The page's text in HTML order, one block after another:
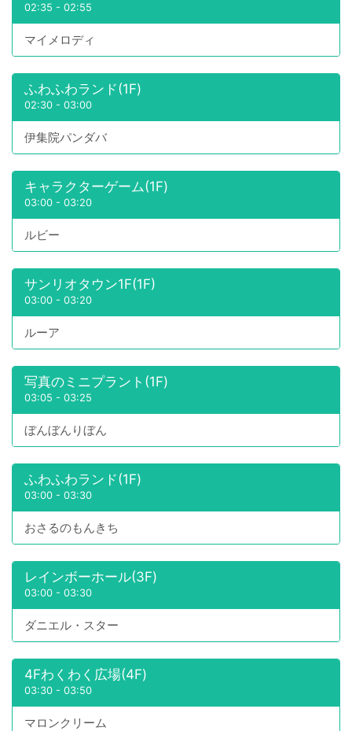
02:35 - 02:55
マイメロディ
ふわふわランド(1F)
02:30 - 03:00
伊集院パンダバ
キャラクターゲーム(1F)
03:00 - 03:20
ルビー
サンリオタウン1F(1F)
03:00 - 03:20
ルーア
写真のミニプラント(1F)
03:05 - 03:25
ぼんぼんりぼん
ふわふわランド(1F)
03:00 - 03:30
おさるのもんきち
レインボーホール(3F)
03:00 - 03:30
ダニエル・スター
4Fわくわく広場(4F)
03:30 - 03:50
マロンクリーム